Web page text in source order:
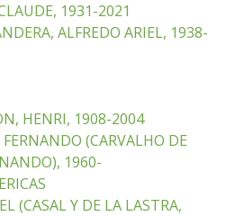
1931-2021
ALFREDO ARIEL, 1938-
HENRI, 1908-2004
(CARVALHO DE
1960-
(CASAL Y DE LA LASTRA,